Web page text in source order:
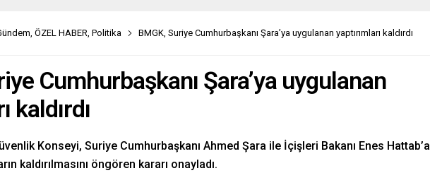
, ÖZEL HABER, Politika BMGK, Suriye Cumhurbaşkanı Şara’ya uygulanan yaptırımları kaldırdı
Cumhurbaşkanı Şara’ya uygulanan
kaldırdı
Konseyi, Suriye Cumhurbaşkanı Ahmed Şara ile İçişleri Bakanı Enes Hattab’a
kaldırılmasını öngören kararı onayladı.